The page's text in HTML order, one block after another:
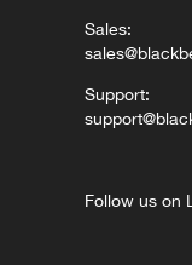
Sales:
Support:
Follow us on